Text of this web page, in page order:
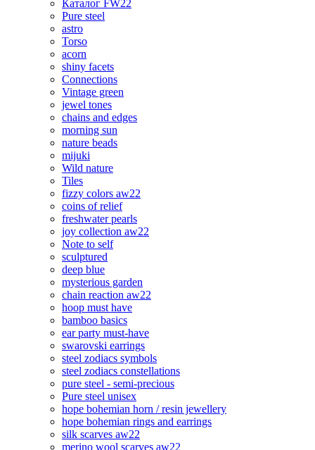
Каталог FW22
Pure steel
astro
Torso
acorn
shiny facets
Connections
Vintage green
jewel tones
chains and edges
morning sun
nature beads
mijuki
Wild nature
Tiles
fizzy colors aw22
coins of relief
freshwater pearls
joy collection aw22
Note to self
sculptured
deep blue
mysterious garden
chain reaction aw22
hoop must have
bamboo basics
ear party must-have
swarovski earrings
steel zodiacs symbols
steel zodiacs constellations
pure steel - semi-precious
Pure steel unisex
hope bohemian horn / resin jewellery
hope bohemian rings and earrings
silk scarves aw22
merino wool scarves aw22